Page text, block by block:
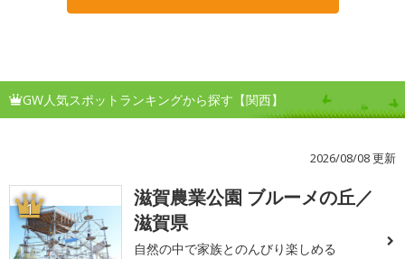
GW人気スポットランキングから探す【関西】
2026/08/08 更新
1
滋賀農業公園 ブルーメの丘／
滋賀県
自然の中で家族とのんびり楽しめる